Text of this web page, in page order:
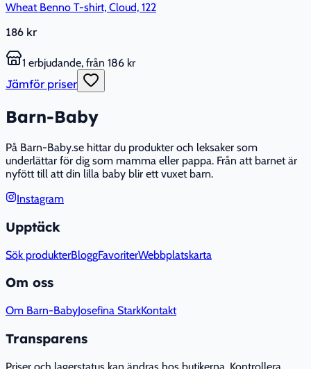
Wheat Benno T-shirt, Cloud, 122
186 kr
1 erbjudande, från 186 kr
Jämför priser
Barn-Baby
På Barn-Baby.se hittar du produkter och leksaker som
underlättar för dig som mamma eller pappa. Från att barnet är
nyfött till att din lilla baby blir ett vuxet barn.
Instagram
Upptäck
Sök produkterBloggFavoriterWebbplatskarta
Om oss
Om Barn-BabyJosefina StarkKontakt
Transparens
Priser och lagerstatus kan ändras hos butikerna. Kontrollera